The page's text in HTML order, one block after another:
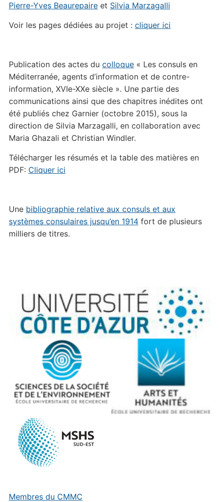
Membres du CMMC
Pierre-Yves Beaurepaireet Silvia Marzagalli
Voir les pages dédiées au projet : cliquer ici
Publication des actes du colloque« Les consuls en
Méditerranée, agents d’information et de contre-
information, XVIe-XXe siècle ». Une partie des
communications ainsi que des chapitres inédites ont
été publiés chez Garnier (octobre 2015), sous la
direction de Silvia Marzagalli, en collaboration avec
Maria Ghazali et Christian Windler.
Télécharger les résumés et la table des matières en
PDF: Cliquer ici
Une bibliographie relative aux consuls et aux
systèmes consulaires jusqu’en 1914fort de plusieurs
milliers de titres.